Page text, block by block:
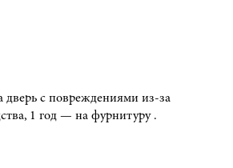
дверь с повреждениями из-за
1 год — на фурнитуру .